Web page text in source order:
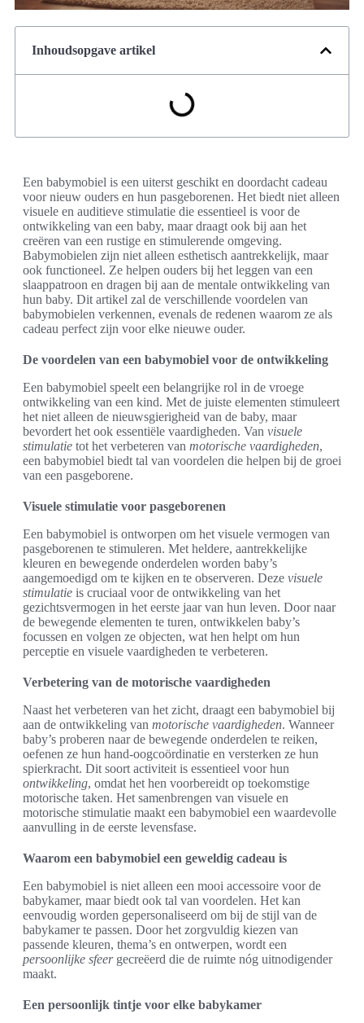
Inhoudsopgave artikel
Een babymobiel is een uiterst geschikt en doordacht cadeau
voor nieuw ouders en hun pasgeborenen. Het biedt niet alleen
visuele en auditieve stimulatie die essentieel is voor de
ontwikkeling van een baby, maar draagt ook bij aan het
creëren van een rustige en stimulerende omgeving.
Babymobielen zijn niet alleen esthetisch aantrekkelijk, maar
ook functioneel. Ze helpen ouders bij het leggen van een
slaappatroon en dragen bij aan de mentale ontwikkeling van
hun baby. Dit artikel zal de verschillende voordelen van
babymobielen verkennen, evenals de redenen waarom ze als
cadeau perfect zijn voor elke nieuwe ouder.
De voordelen van een babymobiel voor de ontwikkeling
Een babymobiel speelt een belangrijke rol in de vroege
ontwikkeling van een kind. Met de juiste elementen stimuleert
het niet alleen de nieuwsgierigheid van de baby, maar
bevordert het ook essentiële vaardigheden. Van visuele
stimulatie tot het verbeteren van motorische vaardigheden,
een babymobiel biedt tal van voordelen die helpen bij de groei
van een pasgeborene.
Visuele stimulatie voor pasgeborenen
Een babymobiel is ontworpen om het visuele vermogen van
pasgeborenen te stimuleren. Met heldere, aantrekkelijke
kleuren en bewegende onderdelen worden baby’s
aangemoedigd om te kijken en te observeren. Deze visuele
stimulatie is cruciaal voor de ontwikkeling van het
gezichtsvermogen in het eerste jaar van hun leven. Door naar
de bewegende elementen te turen, ontwikkelen baby’s
focussen en volgen ze objecten, wat hen helpt om hun
perceptie en visuele vaardigheden te verbeteren.
Verbetering van de motorische vaardigheden
Naast het verbeteren van het zicht, draagt een babymobiel bij
aan de ontwikkeling van motorische vaardigheden. Wanneer
baby’s proberen naar de bewegende onderdelen te reiken,
oefenen ze hun hand-oogcoördinatie en versterken ze hun
spierkracht. Dit soort activiteit is essentieel voor hun
ontwikkeling, omdat het hen voorbereidt op toekomstige
motorische taken. Het samenbrengen van visuele en
motorische stimulatie maakt een babymobiel een waardevolle
aanvulling in de eerste levensfase.
Waarom een babymobiel een geweldig cadeau is
Een babymobiel is niet alleen een mooi accessoire voor de
babykamer, maar biedt ook tal van voordelen. Het kan
eenvoudig worden gepersonaliseerd om bij de stijl van de
babykamer te passen. Door het zorgvuldig kiezen van
passende kleuren, thema’s en ontwerpen, wordt een
persoonlijke sfeergecreëerd die de ruimte nóg uitnodigender
maakt.
Een persoonlijk tintje voor elke babykamer